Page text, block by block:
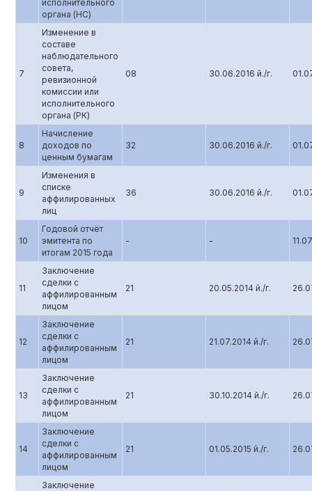
исполнительного
органа (НС)
7
Изменение в
составе
наблюдательного
совета,
ревизионной
комиссии или
исполнительного
органа (РК)
08 30.06.2016 й./г.
8
Начисление
доходов по
ценным бумагам
32 30.06.2016 й./г.
9
Изменения в
списке
аффилированных
лиц
36 30.06.2016 й./г.
10
Годовой отчёт
эмитента по
итогам 2015 года
- -
11
Заключение
сделки с
аффилированным
лицом
21 20.05.2014 й./г.
12
Заключение
сделки с
аффилированным
лицом
21 21.07.2014 й./г.
13
Заключение
сделки с
аффилированным
лицом
21 30.10.2014 й./г.
14
Заключение
сделки с
аффилированным
лицом
21 01.05.2015 й./г.
Заключение